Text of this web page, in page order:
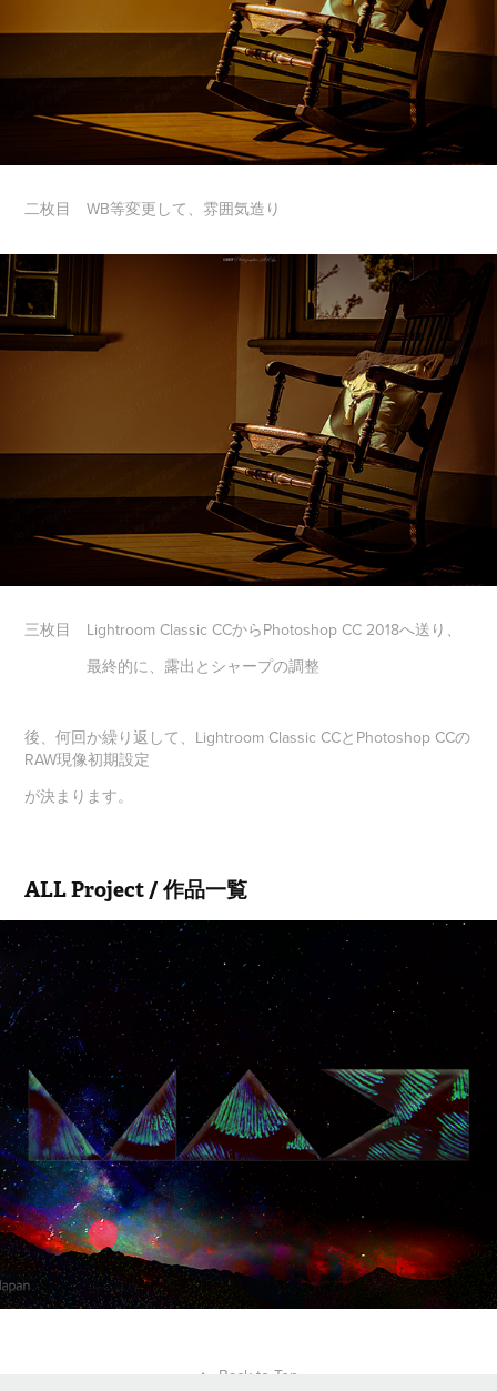
二枚目 WB等変更して、雰囲気造り
三枚目 Lightroom Classic CCからPhotoshop CC 2018へ送り、
最終的に、露出とシャープの調整
後、何回か繰り返して、Lightroom Classic CCとPhotoshop CCの
RAW現像初期設定
が決まります。
ALL Project / 作品一覧
Adobe MAX Japan "MAX CHALLENGE"
2017 No3
2017
↑ Back to Top